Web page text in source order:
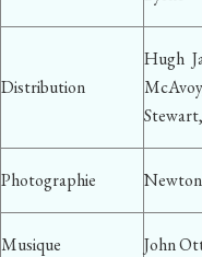
Distribution
Hugh
Photographie
Musique John